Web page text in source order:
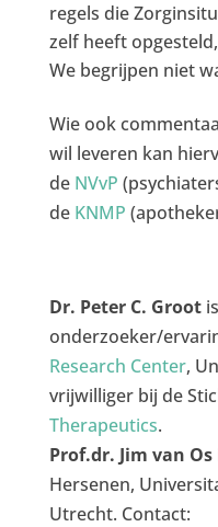
regels die
zelf heeft
We begrijpen niet
Wie ook
wil leveren kan
de NVvP
de KNMP
Dr. Peter C. Grootis
onderzoeker/
Research Center,
vrijwilliger bij de
Therapeutics.
Prof.dr. Jim van Os
Hersenen,
Utrecht. Contact: